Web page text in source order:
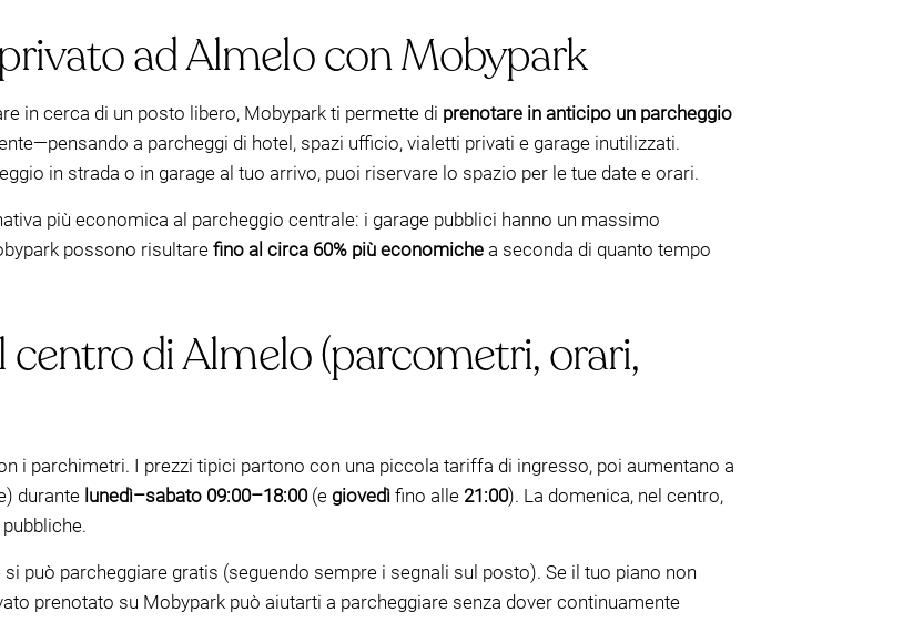
ad Almelo con Mobypark
in cerca di un posto libero, Mobypark ti permette di prenotare in anticipo un parcheggio
a parcheggi di hotel, spazi ufficio, vialetti privati e garage inutilizzati.
in strada o in garage al tuo arrivo, puoi riservare lo spazio per le tue date e orari.
più economica al parcheggio centrale: i garage pubblici hanno un massimo
possono risultarefino al circa 60% più economiche a seconda di quanto tempo
centro di Almelo (parcometri, orari,
i parchimetri. I prezzi tipici partono con una piccola tariffa di ingresso, poi aumentano a
durante lunedì–sabato 09:00–18:00(e giovedì fino alle 21:00). La domenica, nel centro,
può parcheggiare gratis (seguendo sempre i segnali sul posto). Se il tuo piano non
prenotato su Mobypark può aiutarti a parcheggiare senza dover continuamente